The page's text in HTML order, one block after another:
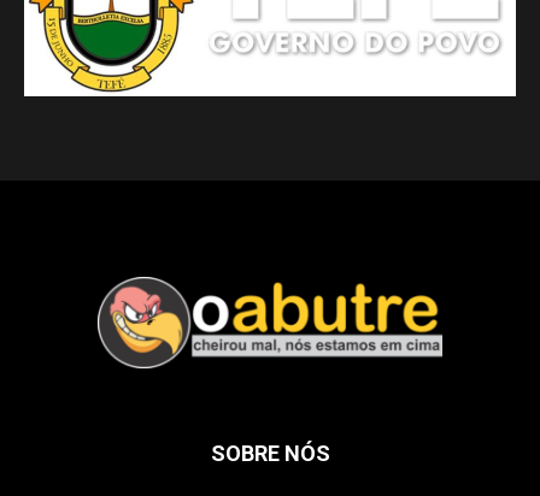
SOBRE NÓS